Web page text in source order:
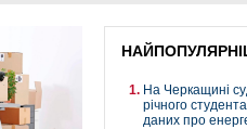
На Черкащині
річного
даних про